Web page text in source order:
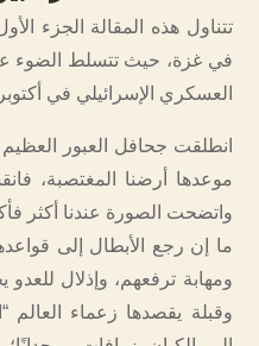
تتناول هذه المقالة الجزء
في غزة، حيث تتسلط الضوء
العسكري الإسرائيلي في
انطلقت جحافل العبور العظيم
موعدها أرضنا المغتصبة،
واتضحت الصورة عندنا أكثر
ما إن رجع الأبطال إلى
ومهابة ترفعهم، وإذلال
وقبلة يقصدها زعماء العالم